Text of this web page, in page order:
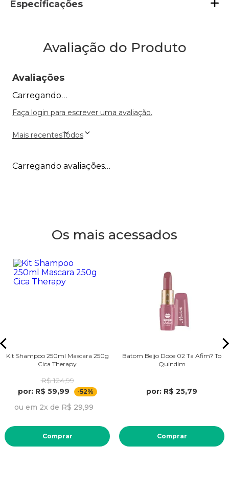
Especificações
Avaliação do Produto
Avaliações
Carregando…
Faça login para escrever uma avaliação.
Mais recentesTodos
Carregando avaliações…
Os mais acessados
Kit Shampoo 250ml Mascara 250g
Cica Therapy
R$ 124,99
por: R$ 59,99
-52%
ou em 2x de R$ 29,99
Comprar
Batom Beijo Doce 02 Ta Afim? To
Quindim
por: R$ 25,79
Comprar